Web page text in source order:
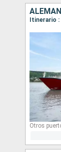
Itinerario
Otros